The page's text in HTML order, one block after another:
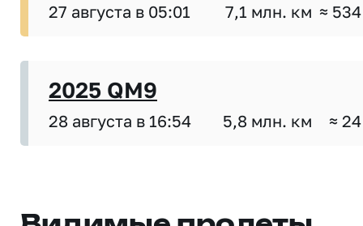
27 августа в 05:01 7,1 млн. км ≈
2025 QM9
28 августа в 16:54 5,8 млн. км ≈